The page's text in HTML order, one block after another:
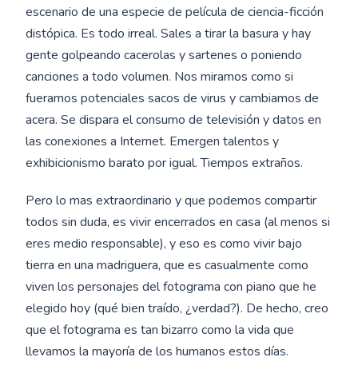
escenario de una especie de película de ciencia-ficción
distópica. Es todo irreal. Sales a tirar la basura y hay
gente golpeando cacerolas y sartenes o poniendo
canciones a todo volumen. Nos miramos como si
fueramos potenciales sacos de virus y cambiamos de
acera. Se dispara el consumo de televisión y datos en
las conexiones a Internet. Emergen talentos y
exhibicionismo barato por igual. Tiempos extraños.
Pero lo mas extraordinario y que podemos compartir
todos sin duda, es vivir encerrados en casa (al menos si
eres medio responsable), y eso es como vivir bajo
tierra en una madriguera, que es casualmente como
viven los personajes del fotograma con piano que he
elegido hoy (qué bien traído, ¿verdad?). De hecho, creo
que el fotograma es tan bizarro como la vida que
llevamos la mayoría de los humanos estos días.